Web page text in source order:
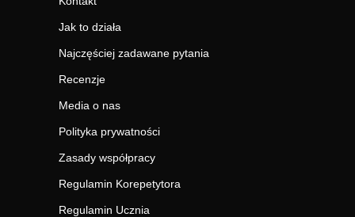
Jak to działa
Najczęściej zadawane pytania
Recenzje
Media o nas
Polityka prywatności
Zasady współpracy
Regulamin Korepetytora
Regulamin Ucznia